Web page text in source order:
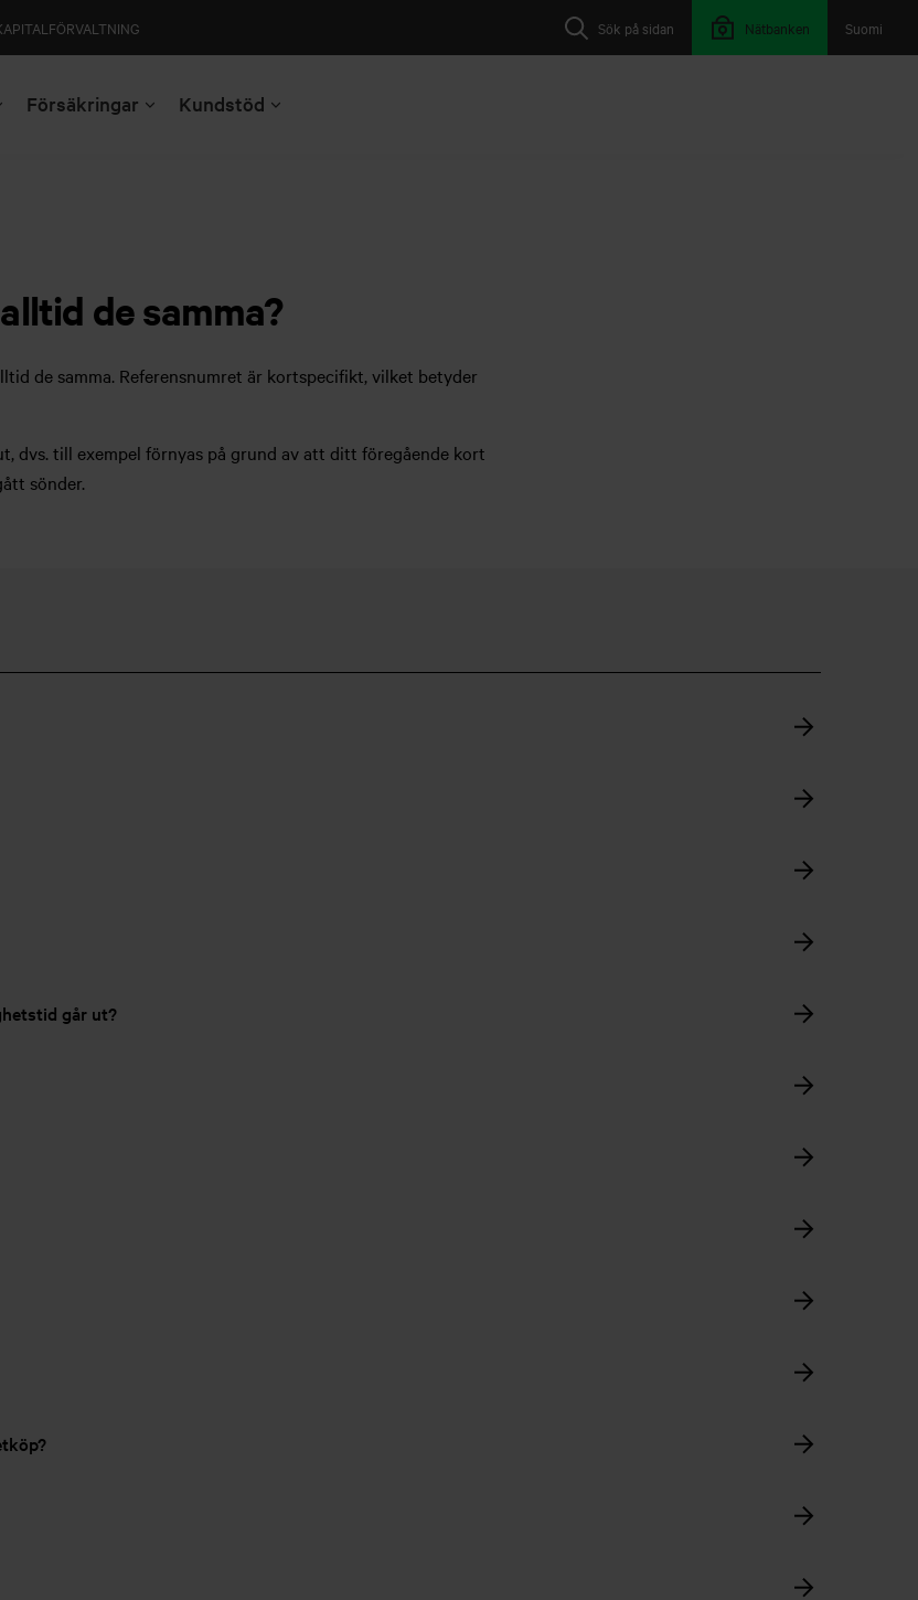
Suomi
Sök på sidan Nätbanken
Försäkringar Kundstöd
de samma?
de samma. Referensnumret är kortspecifikt, vilket betyder
till exempel förnyas på grund av att ditt föregående kort
sönder.
går ut?